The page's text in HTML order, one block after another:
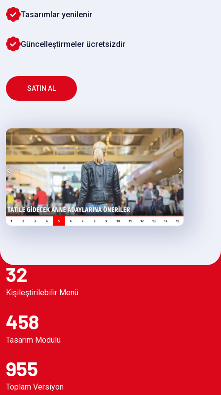
Tasarımlar yenilenir
Güncelleştirmeler ücretsizdir
SATIN AL
32
Kişileştirilebilir Menü
458
Tasarım Modülü
955
Toplam Versiyon